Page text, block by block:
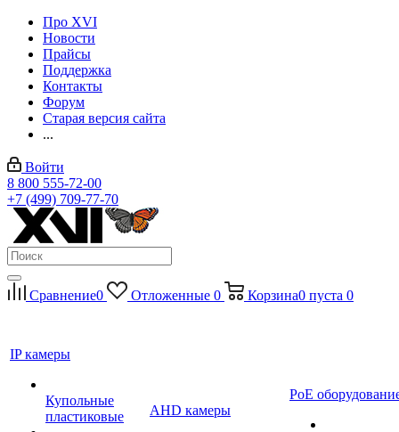
Про XVI
Новости
Прайсы
Поддержка
Контакты
Форум
Старая версия сайта
...
Войти
8 800 555-72-00
+7 (499) 709-77-70
Сравнение0 Отложенные 0 Корзина0 пуста 0
IP камеры
Купольные
пластиковые
AHD камеры
PoE